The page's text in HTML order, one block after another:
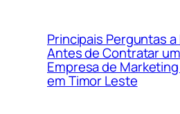
Principais Perguntas a
Antes de Contratar
Empresa de
em Timor Leste